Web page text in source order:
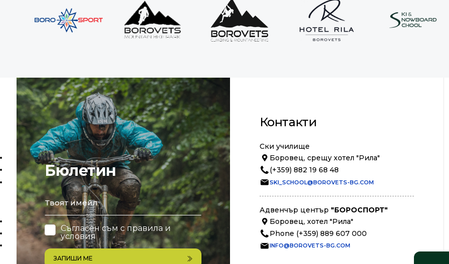
Бюлетин
email
Съгласен съм справила и
условия
ЗАПИШИ МЕ
Контакти
Ски училище
Боровец, срещу хотел "Рила"
(+359) 882 19 68 48
SKI_SCHOOL@BOROVETS-BG.COM
Адвенчър център "БОРОСПОРТ"
Боровец, хотел "Рила"
Phone (+359) 889 607 000
INFO@BOROVETS-BG.COM